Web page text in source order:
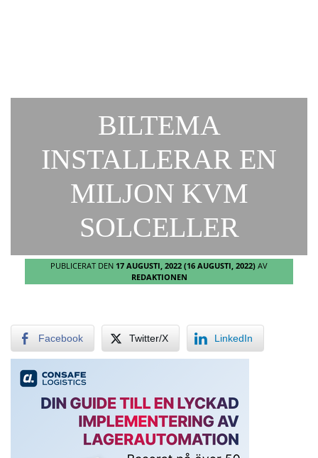
BILTEMA
INSTALLERAR EN
MILJON KVM
SOLCELLER
PUBLICERAT DEN 17 AUGUSTI, 2022 (16 AUGUSTI, 2022) AV
REDAKTIONEN
Facebook Twitter/X LinkedIn